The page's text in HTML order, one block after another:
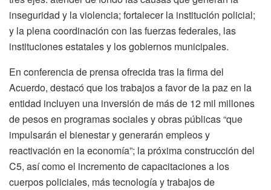
inseguridad y la violencia; fortalecer la institución policial;
y la plena coordinación con las fuerzas federales, las
instituciones estatales y los gobiernos municipales.
En conferencia de prensa ofrecida tras la firma del
Acuerdo, destacó que los trabajos a favor de la paz en la
entidad incluyen una inversión de más de 12 mil millones
de pesos en programas sociales y obras públicas “que
impulsarán el bienestar y generarán empleos y
reactivación en la economía”; la próxima construcción del
C5, así como el incremento de capacitaciones a los
cuerpos policiales, más tecnología y trabajos de